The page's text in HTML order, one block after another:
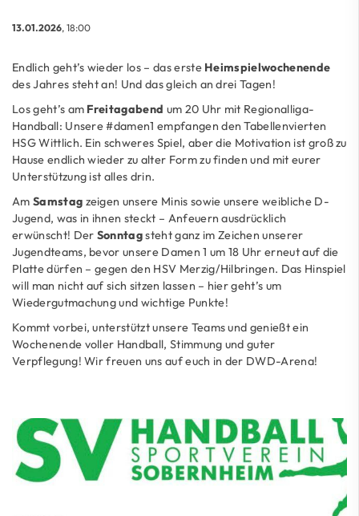
13.01.2026, 18:00
Endlich geht’s wieder los – das erste Heimspielwochenende
des Jahres steht an! Und das gleich an drei Tagen!
Los geht’s am Freitagabend um 20 Uhr mit Regionalliga-
Handball: Unsere #damen1 empfangen den Tabellenvierten
HSG Wittlich. Ein schweres Spiel, aber die Motivation ist groß zu
Hause endlich wieder zu alter Form zu finden und mit eurer
Unterstützung ist alles drin.
Am Samstag zeigen unsere Minis sowie unsere weibliche D-
Jugend, was in ihnen steckt – Anfeuern ausdrücklich
erwünscht! Der Sonntagsteht ganz im Zeichen unserer
Jugendteams, bevor unsere Damen 1 um 18 Uhr erneut auf die
Platte dürfen – gegen den HSV Merzig/Hilbringen. Das Hinspiel
will man nicht auf sich sitzen lassen – hier geht’s um
Wiedergutmachung und wichtige Punkte!
Kommt vorbei, unterstützt unsere Teams und genießt ein
Wochenende voller Handball, Stimmung und guter
Verpflegung! Wir freuen uns auf euch in der DWD-Arena!